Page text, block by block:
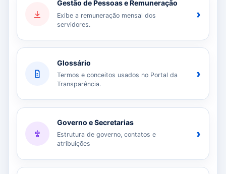
Gestão de Pessoas e Remuneração
Exibe a remuneração mensal dos
servidores.
›
Glossário
Termos e conceitos usados no Portal da
Transparência.
›
Governo e Secretarias
Estrutura de governo, contatos e
atribuições
›